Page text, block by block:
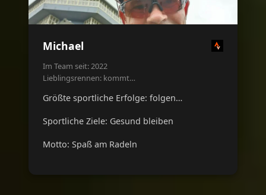
Michael
Im Team seit: 2022
Lieblingsrennen: kommt…
Größte sportliche Erfolge: folgen…
Sportliche Ziele: Gesund bleiben
Motto: Spaß am Radeln